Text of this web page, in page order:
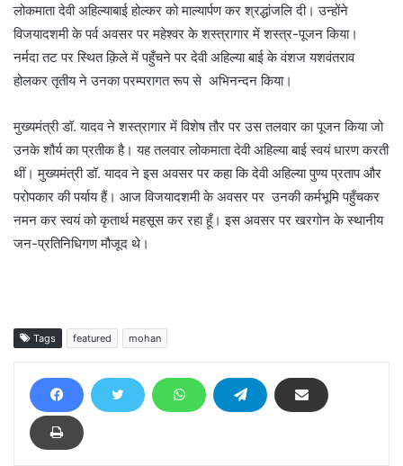
लोकमाता देवी अहिल्याबाई होल्कर को माल्यार्पण कर श्रद्धांजलि दी। उन्होंने
विजयादशमी के पर्व अवसर पर महेश्वर के शस्त्रागार में शस्त्र-पूजन किया।
नर्मदा तट पर स्थित क़िले में पहुँचने पर देवी अहिल्या बाई के वंशज यशवंतराव
होलकर तृतीय ने उनका परम्परागत रूप से अभिनन्दन किया।
मुख्यमंत्री डॉ. यादव ने शस्त्रागार में विशेष तौर पर उस तलवार का पूजन किया जो
उनके शौर्य का प्रतीक है। यह तलवार लोकमाता देवी अहिल्या बाई स्वयं धारण करती
थीं। मुख्यमंत्री डॉ. यादव ने इस अवसर पर कहा कि देवी अहिल्या पुण्य प्रताप और
परोपकार की पर्याय हैं। आज विजयादशमी के अवसर पर उनकी कर्मभूमि पहुँचकर
नमन कर स्वयं को कृतार्थ महसूस कर रहा हूँ। इस अवसर पर खरगोन के स्थानीय
जन-प्रतिनिधिगण मौजूद थे।
Tags featured mohan